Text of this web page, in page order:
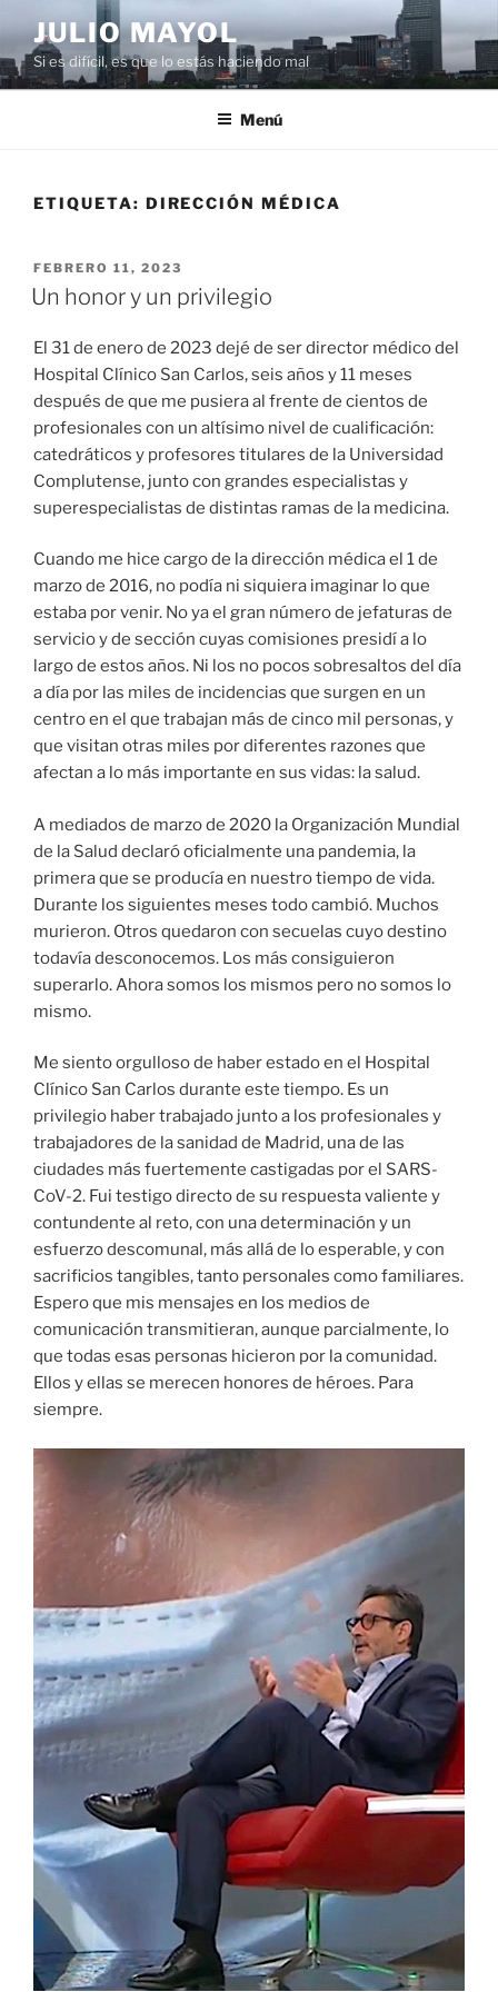
al
contenido
JULIO MAYOL
Si es difícil, es que lo estás haciendo mal
Menú
ETIQUETA: DIRECCIÓN MÉDICA
PUBLICADO
EL
FEBRERO 11, 2023
Un honor y un privilegio
El 31 de enero de 2023 dejé de ser director médico del
Hospital Clínico San Carlos, seis años y 11 meses
después de que me pusiera al frente de cientos de
profesionales con un altísimo nivel de cualificación:
catedráticos y profesores titulares de la Universidad
Complutense, junto con grandes especialistas y
superespecialistas de distintas ramas de la medicina.
Cuando me hice cargo de la dirección médica el 1 de
marzo de 2016, no podía ni siquiera imaginar lo que
estaba por venir. No ya el gran número de jefaturas de
servicio y de sección cuyas comisiones presidí a lo
largo de estos años. Ni los no pocos sobresaltos del día
a día por las miles de incidencias que surgen en un
centro en el que trabajan más de cinco mil personas, y
que visitan otras miles por diferentes razones que
afectan a lo más importante en sus vidas: la salud.
A mediados de marzo de 2020 la Organización Mundial
de la Salud declaró oficialmente una pandemia, la
primera que se producía en nuestro tiempo de vida.
Durante los siguientes meses todo cambió. Muchos
murieron. Otros quedaron con secuelas cuyo destino
todavía desconocemos. Los más consiguieron
superarlo. Ahora somos los mismos pero no somos lo
mismo.
Me siento orgulloso de haber estado en el Hospital
Clínico San Carlos durante este tiempo. Es un
privilegio haber trabajado junto a los profesionales y
trabajadores de la sanidad de Madrid, una de las
ciudades más fuertemente castigadas por el SARS-
CoV-2. Fui testigo directo de su respuesta valiente y
contundente al reto, con una determinación y un
esfuerzo descomunal, más allá de lo esperable, y con
sacrificios tangibles, tanto personales como familiares.
Espero que mis mensajes en los medios de
comunicación transmitieran, aunque parcialmente, lo
que todas esas personas hicieron por la comunidad.
Ellos y ellas se merecen honores de héroes. Para
siempre.